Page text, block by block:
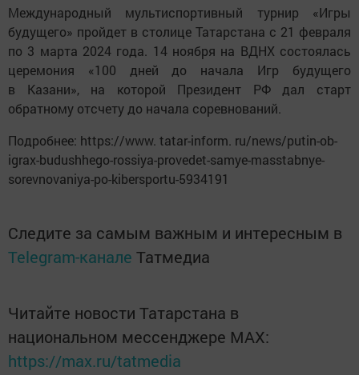
Международный мультиспортивный турнир «Игры
будущего» пройдет в столице Татарстана с 21 февраля
по 3 марта 2024 года. 14 ноября на ВДНХ состоялась
церемония «100 дней до начала Игр будущего
в Казани», на которой Президент РФ дал старт
обратному отсчету до начала соревнований.
Подробнее: https://www. tatar-inform. ru/news/putin-ob-
igrax-budushhego-rossiya-provedet-samye-masstabnye-
sorevnovaniya-po-kibersportu-5934191
Следите за самым важным и интересным в
Telegram-канале Татмедиа
Читайте новости Татарстана в
национальном мессенджере MАХ:
https://max.ru/tatmedia